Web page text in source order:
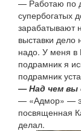
— Работаю по
супербогатых
зарабатывают
выставки дело
надо. У меня в
подрамник я
подрамник
— Над чем вы
— «Адмор» —
посвященная
делал.